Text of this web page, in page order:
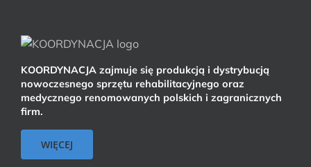
KOORDYNACJA zajmuje się produkcją i dystrybucją
nowoczesnego sprzętu rehabilitacyjnego oraz
medycznego renomowanych polskich i zagranicznych
firm.
WIĘCEJ